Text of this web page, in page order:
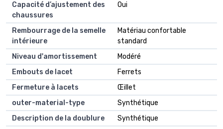
Capacité d’ajustement des
chaussures
Oui
Rembourrage de la semelle
intérieure
Matériau confortable
standard
Niveau d'amortissement
Modéré
Embouts de lacet
Ferrets
Fermeture à lacets
Œillet
outer-material-type
Synthétique
Description de la doublure
Synthétique